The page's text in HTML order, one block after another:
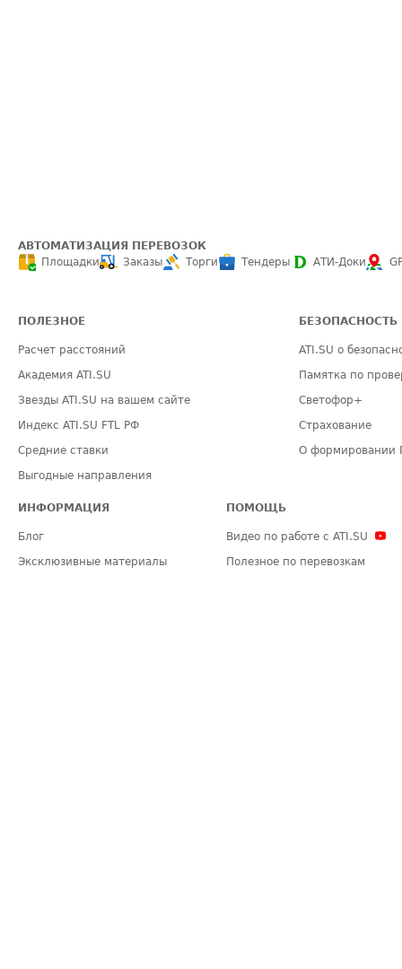
АВТОМАТИЗАЦИЯ ПЕРЕВОЗОК
Площадки
Заказы Торги Тендеры АТИ-Доки
ПОЛЕЗНОЕ
Расчет расстояний
Академия ATI.SU
Звезды ATI.SU на вашем сайте
Индекс ATI.SU FTL РФ
Средние ставки
Выгодные направления
БЕЗОПАСНОСТЬ
ATI.SU о
Памятка по
Светофор+
Страхование
О формировании
ИНФОРМАЦИЯ
Блог
Эксклюзивные материалы
ПОМОЩЬ
Видео по работе с ATI.SU
Полезное по перевозкам